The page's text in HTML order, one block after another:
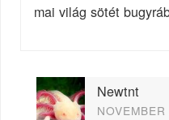
mai világ sötét
Newtnt